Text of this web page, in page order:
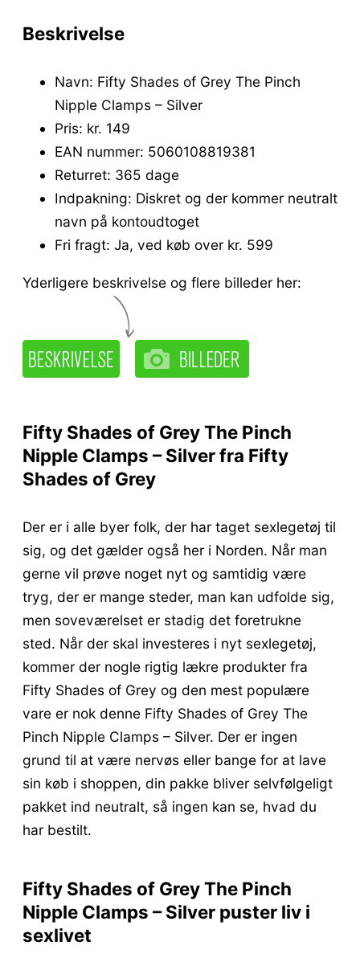
Beskrivelse
Navn: Fifty Shades of Grey The Pinch
Nipple Clamps – Silver
Pris: kr. 149
EAN nummer: 5060108819381
Returret: 365 dage
Indpakning: Diskret og der kommer neutralt
navn på kontoudtoget
Fri fragt: Ja, ved køb over kr. 599
Yderligere beskrivelse og flere billeder her:
Fifty Shades of Grey The Pinch
Nipple Clamps – Silver fra Fifty
Shades of Grey
Der er i alle byer folk, der har taget sexlegetøj til
sig, og det gælder også her i Norden. Når man
gerne vil prøve noget nyt og samtidig være
tryg, der er mange steder, man kan udfolde sig,
men soveværelset er stadig det foretrukne
sted. Når der skal investeres i nyt sexlegetøj,
kommer der nogle rigtig lækre produkter fra
Fifty Shades of Grey og den mest populære
vare er nok denne Fifty Shades of Grey The
Pinch Nipple Clamps – Silver. Der er ingen
grund til at være nervøs eller bange for at lave
sin køb i shoppen, din pakke bliver selvfølgeligt
pakket ind neutralt, så ingen kan se, hvad du
har bestilt.
Fifty Shades of Grey The Pinch
Nipple Clamps – Silver puster liv i
sexlivet